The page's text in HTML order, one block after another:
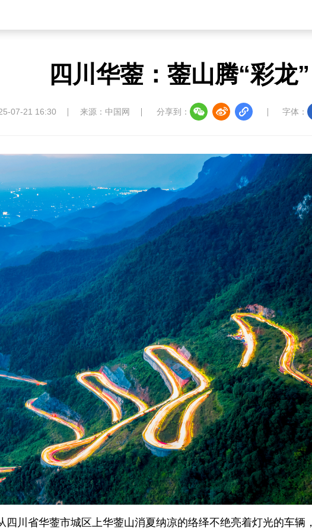
四川华蓥：蓥山腾“彩龙”
07-21 16:30 来源：中国网 分享到： 字体：
四川省华蓥市城区上华蓥山消夏纳凉的络绎不绝亮着灯光的车辆